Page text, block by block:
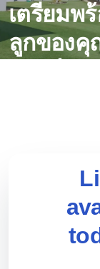
เตรียมพ
ลูกของคุ